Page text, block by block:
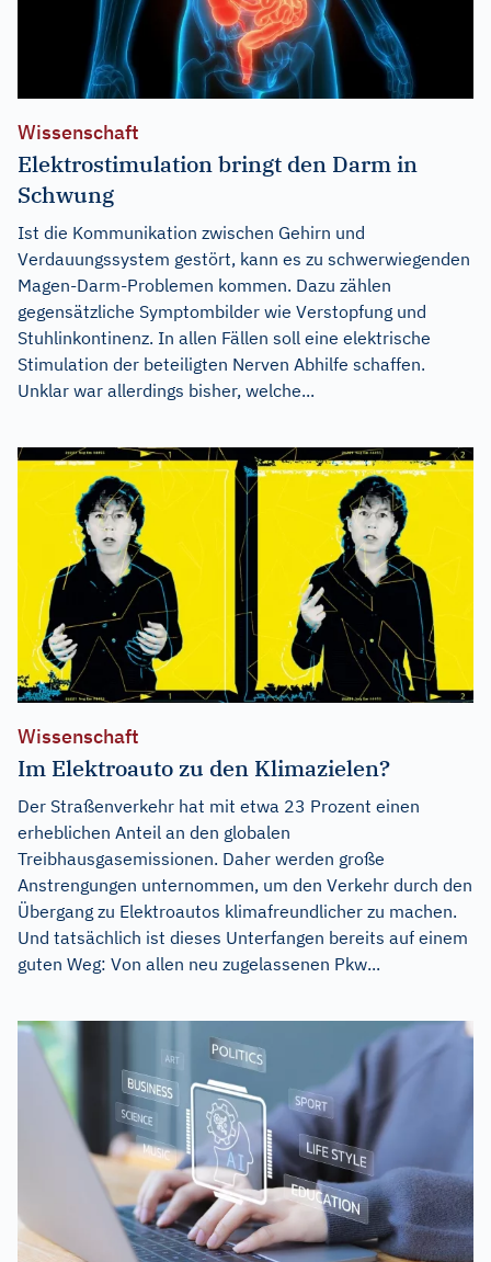
Wissenschaft
Elektrostimulation bringt den Darm in
Schwung
Ist die Kommunikation zwischen Gehirn und
Verdauungssystem gestört, kann es zu schwerwiegenden
Magen-Darm-Problemen kommen. Dazu zählen
gegensätzliche Symptombilder wie Verstopfung und
Stuhlinkontinenz. In allen Fällen soll eine elektrische
Stimulation der beteiligten Nerven Abhilfe schaffen.
Unklar war allerdings bisher, welche...
Wissenschaft
Im Elektroauto zu den Klimazielen?
Der Straßenverkehr hat mit etwa 23 Prozent einen
erheblichen Anteil an den globalen
Treibhausgasemissionen. Daher werden große
Anstrengungen unternommen, um den Verkehr durch den
Übergang zu Elektroautos klimafreundlicher zu machen.
Und tatsächlich ist dieses Unterfangen bereits auf einem
guten Weg: Von allen neu zugelassenen Pkw...